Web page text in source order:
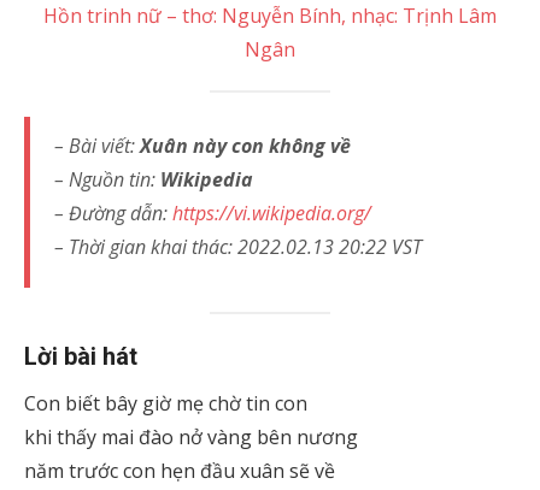
Hồn trinh nữ – thơ: Nguyễn Bính, nhạc: Trịnh Lâm
Ngân
– Bài viết:Xuân này con không về
– Nguồn tin: Wikipedia
– Đường dẫn:https://vi.wikipedia.org/
– Thời gian khai thác: 2022.02.13 20:22 VST
Lời bài hát
Con biết bây giờ mẹ chờ tin con
khi thấy mai đào nở vàng bên nương
năm trước con hẹn đầu xuân sẽ về